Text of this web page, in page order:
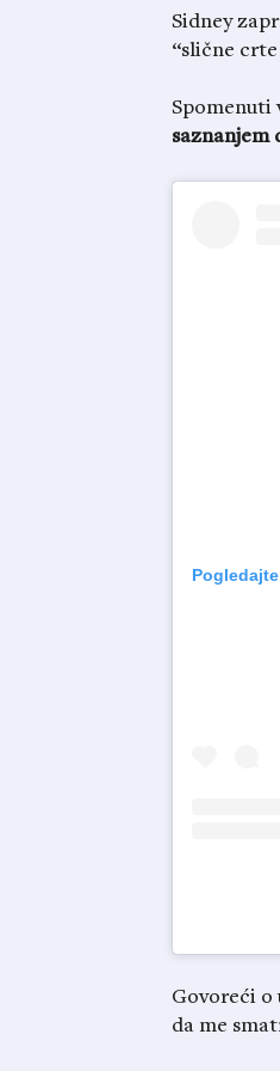
Sidney
“slične crte
Spomenuti
saznanjem
Govoreći o
da me